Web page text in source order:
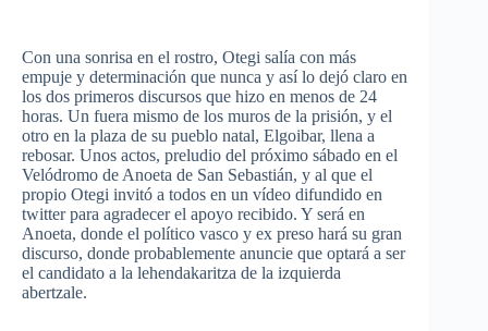
Con una sonrisa en el rostro, Otegi salía con más
empuje y determinación que nunca y así lo dejó claro en
los dos primeros discursos que hizo en menos de 24
horas. Un fuera mismo de los muros de la prisión, y el
otro en la plaza de su pueblo natal, Elgoibar, llena a
rebosar. Unos actos, preludio del próximo sábado en el
Velódromo de Anoeta de San Sebastián, y al que el
propio Otegi invitó a todos en un vídeo difundido en
twitter para agradecer el apoyo recibido. Y será en
Anoeta, donde el político vasco y ex preso hará su gran
discurso, donde probablemente anuncie que optará a ser
el candidato a la lehendakaritza de la izquierda
abertzale.